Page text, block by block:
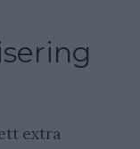
extra